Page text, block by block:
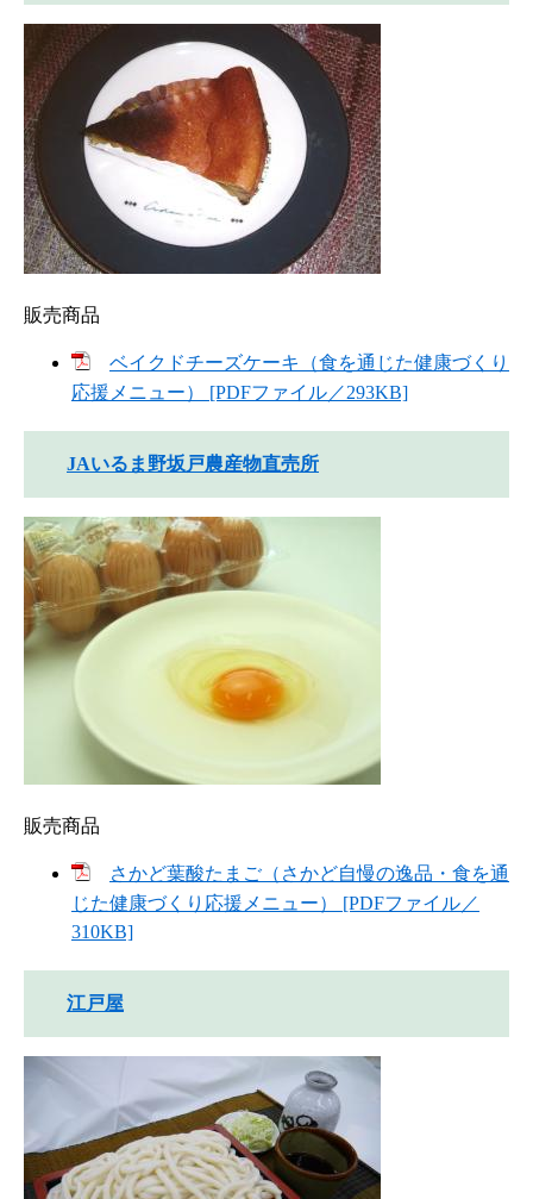
販売商品
ベイクドチーズケーキ（食を通じた健康づくり
応援メニュー） [PDFファイル／293KB]
JAいるま野坂戸農産物直売所
販売商品
さかど葉酸たまご（さかど自慢の逸品・食を通
じた健康づくり応援メニュー） [PDFファイル／
310KB]
江戸屋